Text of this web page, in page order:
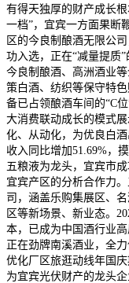
有得天独厚的财产成长
一档”，宜宾一方面果断
区的今良制酿酒无限公
功入选，正在“减量提质
今良制酿酒、高洲酒业
策白酒、纺织等保守特
备已占领酿酒车间的“C
大消费联动成长的模式
化、从动化，为优良白
收入同比增加51.69%，
五粮液为龙头，宜宾市
宜宾产区的分析合作力
司，涵盖乐购集展区、
区等新场景、新业态。
本，已成为中国酒行业
正在劲牌南溪酒业，全
优化厂区旅逛动线年国
为宜宾光伏财产的龙头